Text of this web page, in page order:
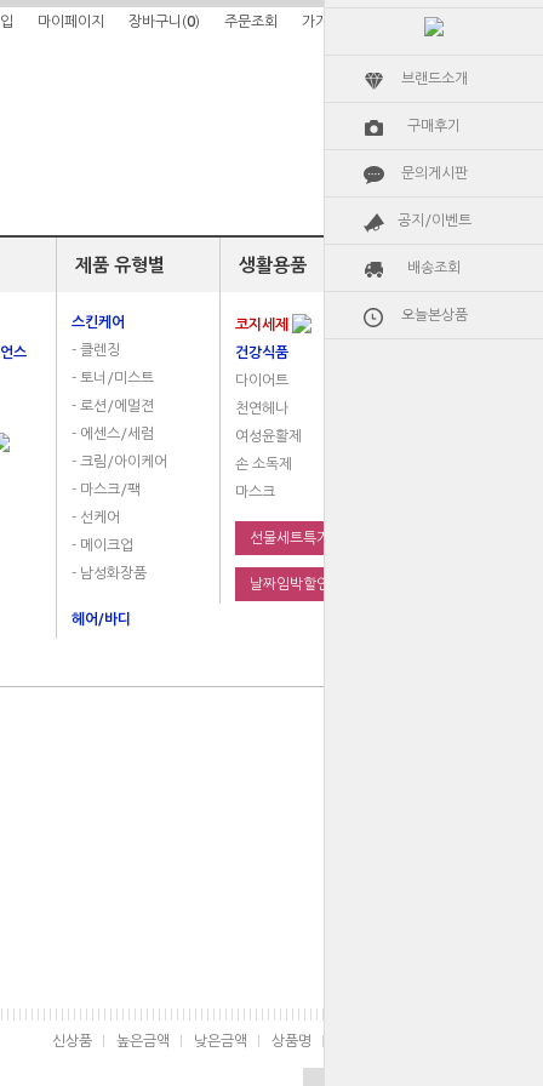
브랜드소개
구매후기
문의게시판
공지/이벤트
배송조회
오늘본상품
마이페이지 장바구니(0) 주문조회 가가알로에소개
스
제품 유형별
스킨케어
- 클렌징
- 토너/미스트
- 로션/에멀젼
- 에센스/세럼
- 크림/아이케어
- 마스크/팩
- 선케어
- 메이크업
- 남성화장품
헤어/바디
생활용품
코지세제
건강식품
다이어트
천연헤나
여성윤활제
손 소독제
마스크
선물세트특가
날짜임박할인
신상품 높은금액 낮은금액 상품명